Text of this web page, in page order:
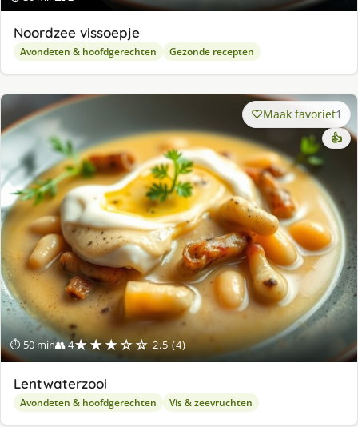
Noordzee vissoepje
Avondeten & hoofdgerechten Gezonde recepten
⏱ 50 min👥 4★★★☆☆ 2.5 (4)
Maak favoriet1
👍
Lentwaterzooi
Avondeten & hoofdgerechten Vis & zeevruchten